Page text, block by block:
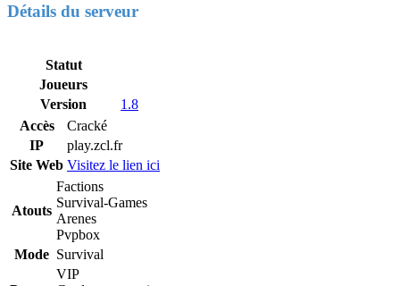
Détails du serveur
Statut
Joueurs
Version
1.8
Accès
Cracké
IP
play.zcl.fr
Site Web Visitez le lien ici
Atouts
Factions
Survival-Games
Arenes
Pvpbox
Mode Survival
VIP